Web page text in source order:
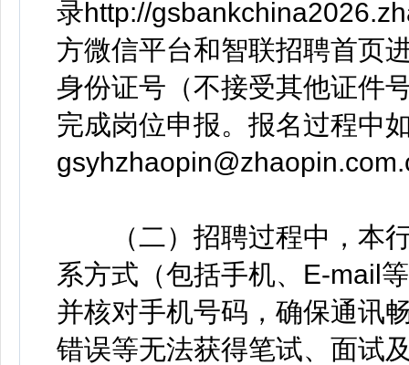
录http://
方微信平台和智联招聘首页
身份证号（不接受其他证件
完成岗位申报。报名过程中
（二）招聘过程中，本行
系方式（包括手机、E-mail
并核对手机号码，确保通讯
错误等无法获得笔试、面试